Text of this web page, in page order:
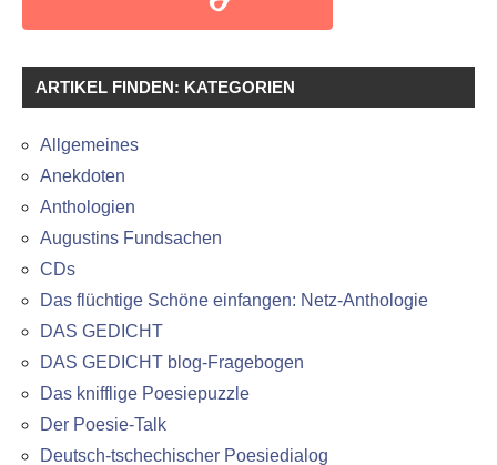
ARTIKEL FINDEN: KATEGORIEN
Allgemeines
Anekdoten
Anthologien
Augustins Fundsachen
CDs
Das flüchtige Schöne einfangen: Netz-Anthologie
DAS GEDICHT
DAS GEDICHT blog-Fragebogen
Das knifflige Poesiepuzzle
Der Poesie-Talk
Deutsch-tschechischer Poesiedialog